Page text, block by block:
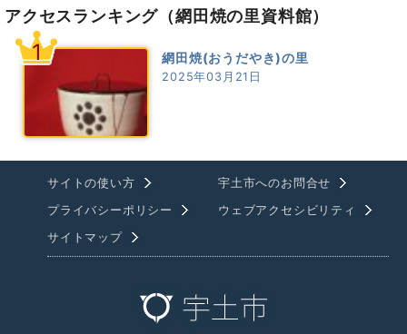
アクセスランキング （網田焼の里資料館）
1 網田焼(おうだやき)の里
2025年03月21日
サイトの使い方
宇土市へのお問合せ
プライバシーポリシー
ウェブアクセシビリティ
サイトマップ